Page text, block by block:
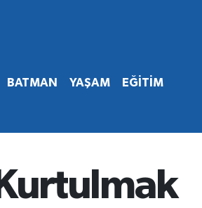
BATMAN YAŞAM EĞİTİM